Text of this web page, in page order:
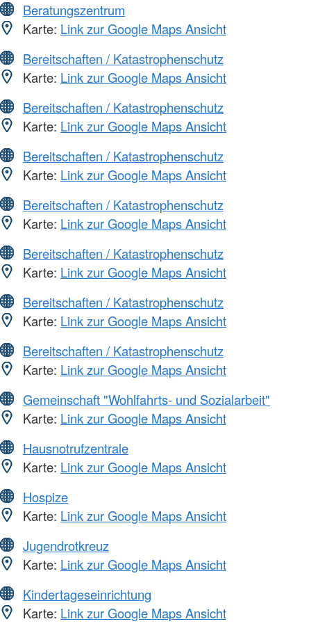
Beratungszentrum
Karte: Link zur Google Maps Ansicht
Bereitschaften / Katastrophenschutz
Karte: Link zur Google Maps Ansicht
Bereitschaften / Katastrophenschutz
Karte: Link zur Google Maps Ansicht
Bereitschaften / Katastrophenschutz
Karte: Link zur Google Maps Ansicht
Bereitschaften / Katastrophenschutz
Karte: Link zur Google Maps Ansicht
Bereitschaften / Katastrophenschutz
Karte: Link zur Google Maps Ansicht
Bereitschaften / Katastrophenschutz
Karte: Link zur Google Maps Ansicht
Bereitschaften / Katastrophenschutz
Karte: Link zur Google Maps Ansicht
Gemeinschaft "Wohlfahrts- und Sozialarbeit"
Karte: Link zur Google Maps Ansicht
Hausnotrufzentrale
Karte: Link zur Google Maps Ansicht
Hospize
Karte: Link zur Google Maps Ansicht
Jugendrotkreuz
Karte: Link zur Google Maps Ansicht
Kindertageseinrichtung
Karte: Link zur Google Maps Ansicht